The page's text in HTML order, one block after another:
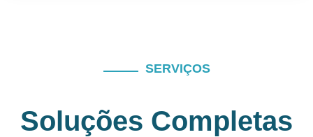
SERVIÇOS
Soluções Completas